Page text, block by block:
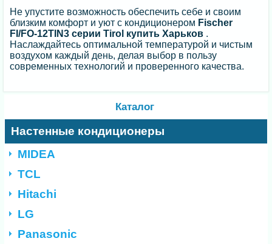
Не упустите возможность обеспечить себе и своим
близким комфорт и уют с кондиционером Fischer
FI/FO-12TIN3 серии Tirol купить Харьков .
Наслаждайтесь оптимальной температурой и чистым
воздухом каждый день, делая выбор в пользу
современных технологий и проверенного качества.
Каталог
Настенные кондиционеры
MIDEA
TCL
Hitachi
LG
Panasonic